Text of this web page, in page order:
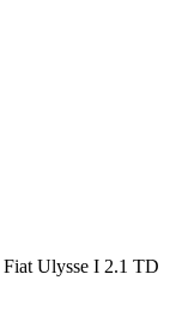
Fiat Ulysse I 2.1 TD